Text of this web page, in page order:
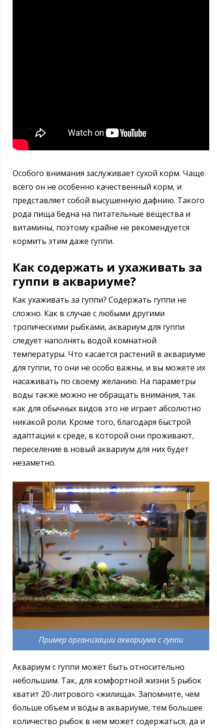
Особого внимания заслуживает сухой корм. Чаще
всего он не особенно качественный корм, и
представляет собой высушенную дафнию. Такого
рода пища бедна на питательные вещества и
витамины, поэтому крайне не рекомендуется
кормить этим даже гуппи.
Как содержать и ухаживать за
гуппи в аквариуме?
Как ухаживать за гуппи? Содержать гуппи не
сложно. Как в случае с любыми другими
тропическими рыбками, аквариум для гуппи
следует наполнять водой комнатной
температуры. Что касается растений в аквариуме
для гуппи, то они не особо важны, и вы можете их
насаживать по своему желанию. На параметры
воды также можно не обращать внимания, так
как для обычных видов это не играет абсолютно
никакой роли. Кроме того, благодаря быстрой
адаптации к среде, в которой они проживают,
переселение в новый аквариум для них будет
незаметно.
Пример организации аквариума с гуппи
Аквариум с гуппи может быть относительно
небольшим. Так, для комфортной жизни 5 рыбок
хватит 20-литрового «жилища». Запомните, чем
больше объем и воды в аквариуме, тем большее
количество рыбок в нем может содержаться, да и